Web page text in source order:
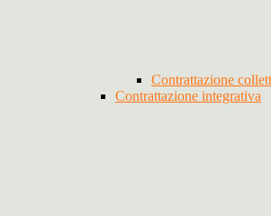
Contrattazione
Contrattazione integrativa